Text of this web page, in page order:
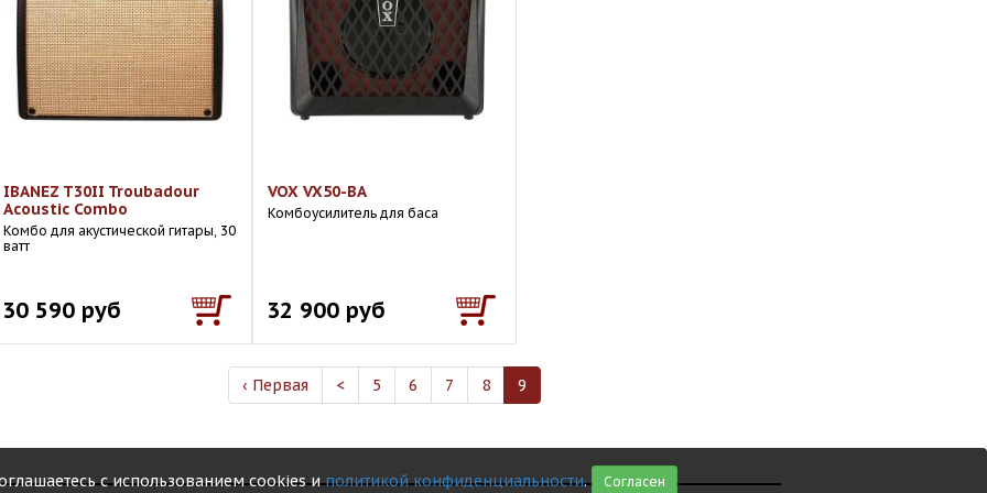
IBANEZ T30II Troubadour
Acoustic Combo
Комбо для акустической гитары, 30
ватт
30 590 руб
VOX VX50-BA
Комбоусилитель для баса
32 900 руб
‹ Первая < 5 6 7 8 9
с использованием cookies иполитикой конфиденциальности. Согласен